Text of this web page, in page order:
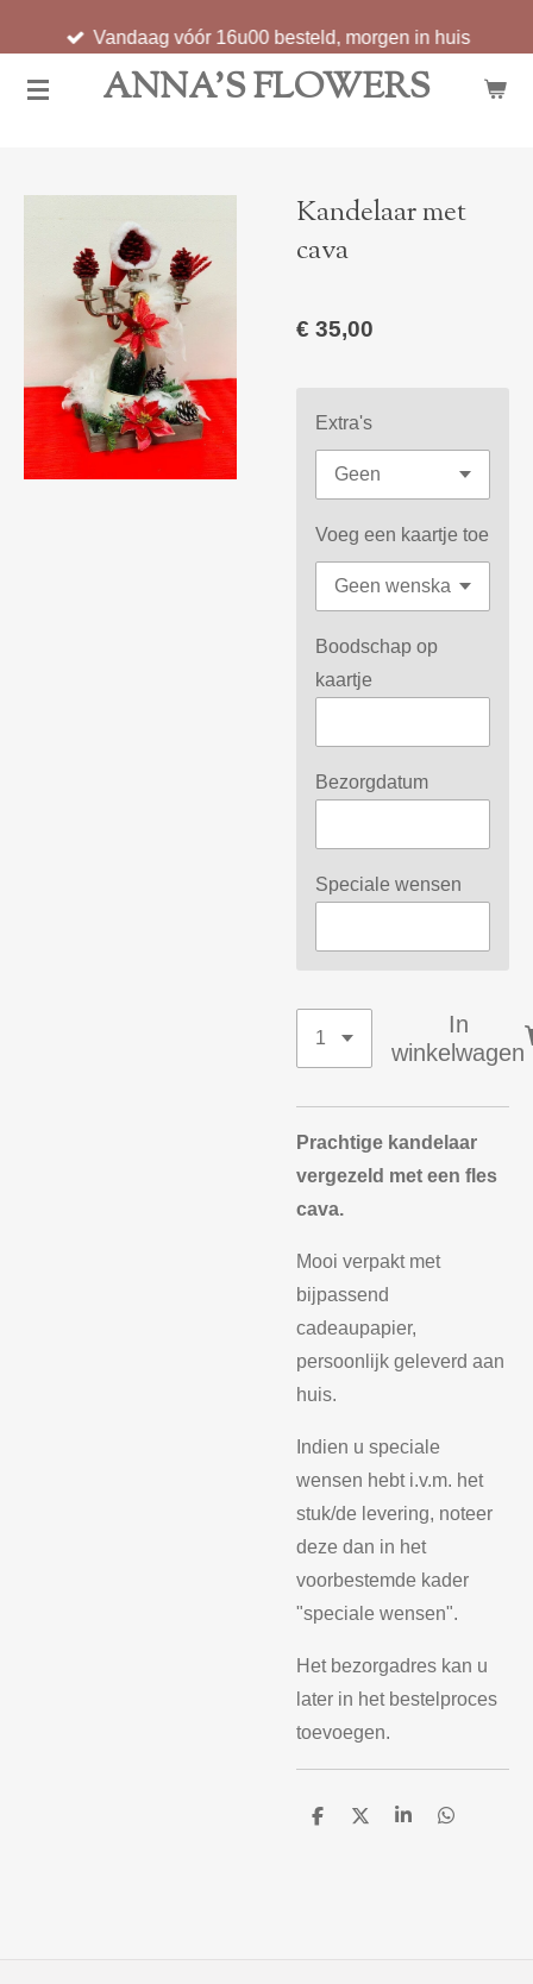
direct
naar
ANNA'S FLOWERS
Vandaag vóór 16u00 besteld, morgen in huis
Kandelaar met
cava
€ 35,00
Extra's
Voeg een kaartje toe
Boodschap op
kaartje
Bezorgdatum
Speciale wensen
In
winkelwagen
Prachtige kandelaar
vergezeld met een fles
cava.
Mooi verpakt met
bijpassend
cadeaupapier,
persoonlijk geleverd aan
huis.
Indien u speciale
wensen hebt i.v.m. het
stuk/de levering, noteer
deze dan in het
voorbestemde kader
"speciale wensen".
Het bezorgadres kan u
later in het bestelproces
toevoegen.
D
D
S
D